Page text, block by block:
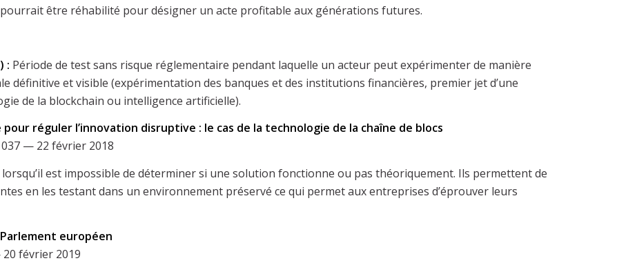
être réhabilité pour désigner un acte profitable aux générations futures.
: Période de test sans risque réglementaire pendant laquelle un acteur peut expérimenter de manière
définitive et visible (expérimentation des banques et des institutions financières, premier jet d’une
de la blockchain ou intelligence artificielle).
réguler l’innovation disruptive : le cas de la technologie de la chaîne de blocs
— 22 février 2018
lorsqu’il est impossible de déterminer si une solution fonctionne ou pas théoriquement. Ils permettent de
en les testant dans un environnement préservé ce qui permet aux entreprises d’éprouver leurs
européen
février 2019